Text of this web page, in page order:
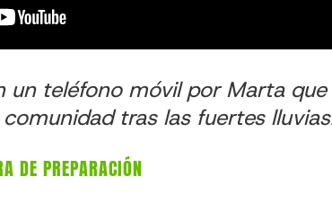
un teléfono móvil por Marta
tras las fuertes
DE PREPARACIÓN